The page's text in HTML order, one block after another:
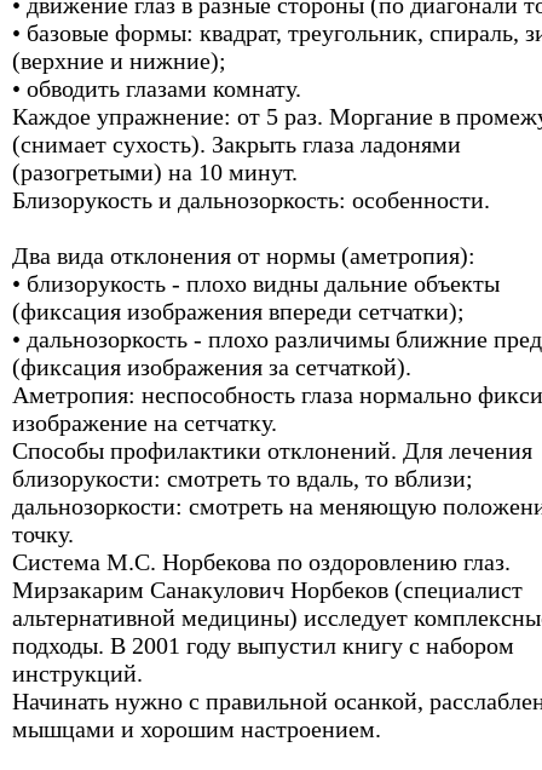
• базовые формы: квадрат, треугольник, спираль,
(верхние и нижние);
• обводить глазами комнату.
Каждое упражнение: от 5 раз. Моргание в
(снимает сухость). Закрыть глаза ладонями
(разогретыми) на 10 минут.
Близорукость и дальнозоркость: особенности.
Два вида отклонения от нормы (аметропия):
• близорукость - плохо видны дальние объекты
(фиксация изображения впереди сетчатки);
• дальнозоркость - плохо различимы ближние
(фиксация изображения за сетчаткой).
Аметропия: неспособность глаза нормально
изображение на сетчатку.
Способы профилактики отклонений. Для лечения
близорукости: смотреть то вдаль, то вблизи;
дальнозоркости: смотреть на меняющую
точку.
Система М.С. Норбекова по оздоровлению глаз.
Мирзакарим Санакулович Норбеков (специалист
альтернативной медицины) исследует
подходы. В 2001 году выпустил книгу с набором
инструкций.
Начинать нужно с правильной осанкой,
мышцами и хорошим настроением.